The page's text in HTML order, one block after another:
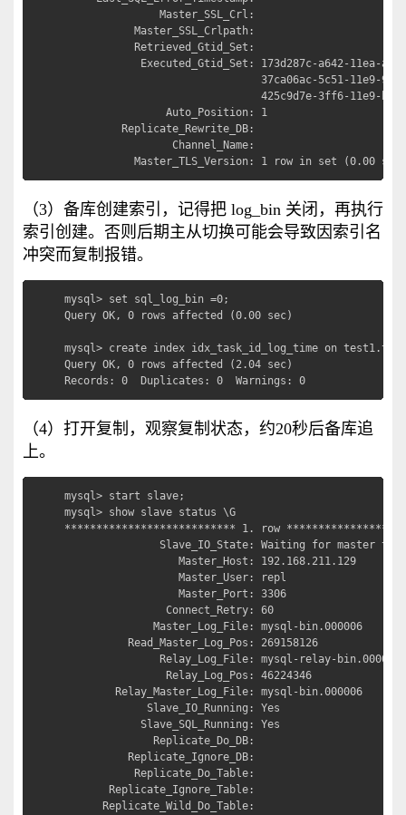
Master_SSL_Crl:
Master_SSL_Crlpath:
Retrieved_Gtid_Set:
Executed_Gtid_Set: 173d287c-a642-11ea-ae79-
37ca06ac-5c51-11e9-9d3b-
425c9d7e-3ff6-11e9-baed-
Auto_Position: 1
Replicate_Rewrite_DB:
Channel_Name:
Master_TLS_Version: 1 row in set (0.00 sec)
（3）备库创建索引，记得把 log_bin 关闭，再执行
索引创建。否则后期主从切换可能会导致因索引名
冲突而复制报错。
mysql> set sql_log_bin =0;
Query OK, 0 rows affected (0.00 sec)
mysql> create index idx_task_id_log_time on
Query OK, 0 rows affected (2.04 sec)
Records: 0  Duplicates: 0  Warnings: 0
（4）打开复制，观察复制状态，约20秒后备库追
上。
mysql> start slave;
mysql> show slave status \G
*************************** 1. row
Slave_IO_State: Waiting for master to
Master_Host: 192.168.211.129
Master_User: repl
Master_Port: 3306
Connect_Retry: 60
Master_Log_File: mysql-bin.000006
Read_Master_Log_Pos: 269158126
Relay_Log_File: mysql-relay-bin.000009
Relay_Log_Pos: 46224346
Relay_Master_Log_File: mysql-bin.000006
Slave_IO_Running: Yes
Slave_SQL_Running: Yes
Replicate_Do_DB:
Replicate_Ignore_DB:
Replicate_Do_Table:
Replicate_Ignore_Table:
Replicate_Wild_Do_Table: